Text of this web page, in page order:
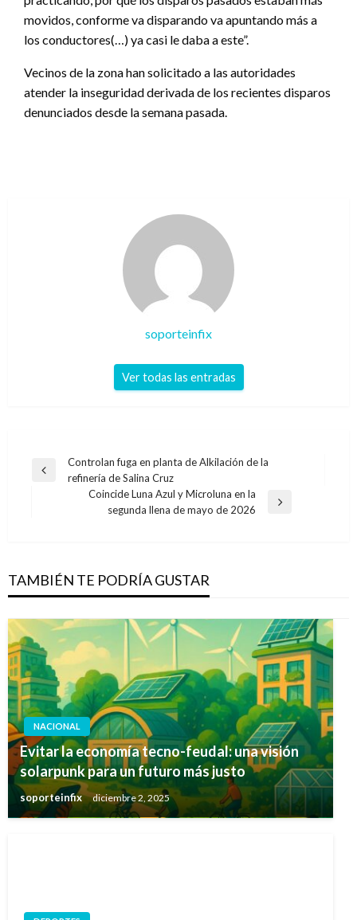
movidos, conforme va disparando va apuntando más a
los conductores(…) ya casi le daba a este”.
Vecinos de la zona han solicitado a las autoridades
atender la inseguridad derivada de los recientes disparos
denunciados desde la semana pasada.
soporteinfix
Ver todas las entradas
Navegación
Entrada
Controlan fuga en planta de Alkilación de la
refinería de Salina Cruz
Coincide Luna Azul y Microluna en la
segunda llena de mayo de 2026
TAMBIÉN TE PODRÍA GUSTAR
NACIONAL
Evitar la economía tecno-feudal: una visión
solarpunk para un futuro más justo
soporteinfix diciembre 2, 2025